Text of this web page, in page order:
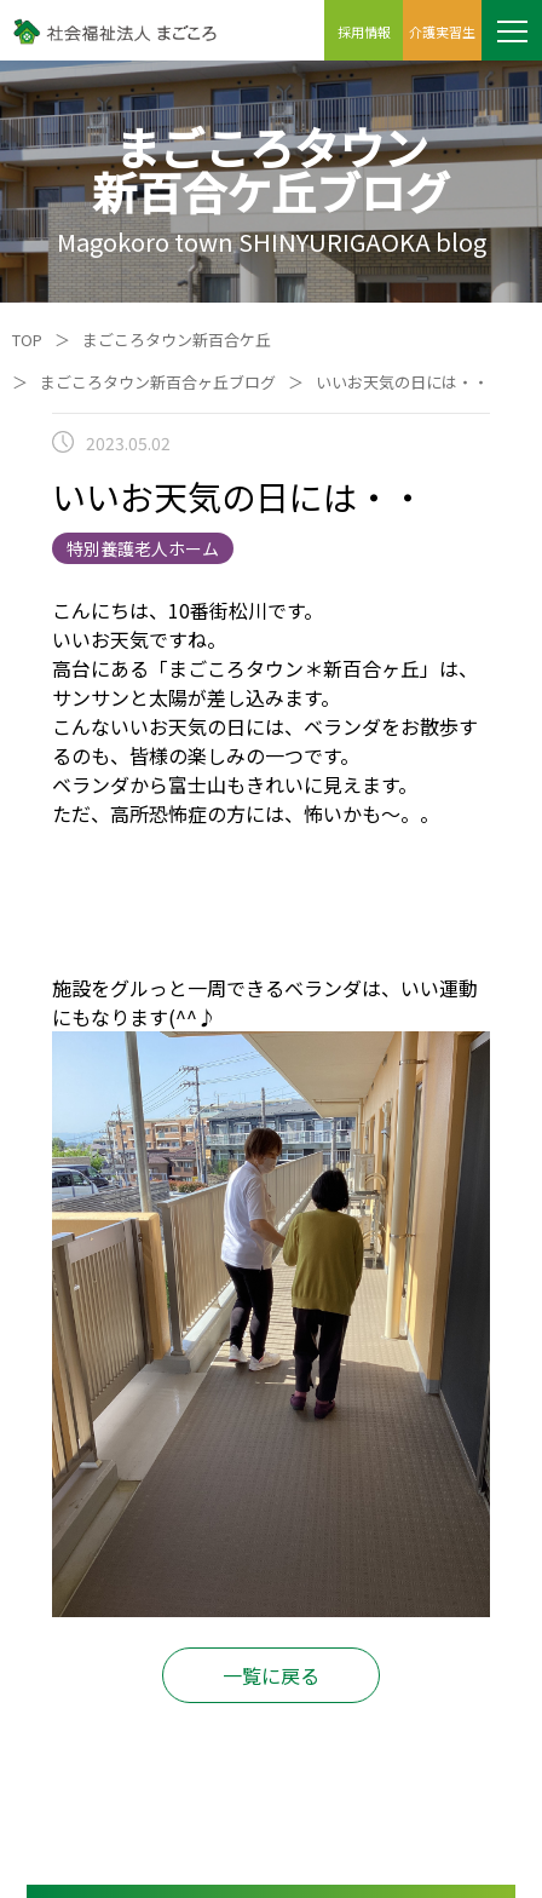
採用情報 介護実習生
まごころタウン
新百合ケ丘ブログ
Magokoro town SHINYURIGAOKA blog
TOP ＞
まごころタウン新百合ケ丘
＞
まごころタウン新百合ヶ丘ブログ ＞ いいお天気の日には・・
2023.05.02
いいお天気の日には・・
特別養護老人ホーム
こんにちは、10番街松川です。
いいお天気ですね。
高台にある「まごころタウン＊新百合ヶ丘」は、
サンサンと太陽が差し込みます。
こんないいお天気の日には、ベランダをお散歩す
るのも、皆様の楽しみの一つです。
ベランダから富士山もきれいに見えます。
ただ、高所恐怖症の方には、怖いかも～。。
施設をグルっと一周できるベランダは、いい運動
にもなります(^^♪
一覧に戻る